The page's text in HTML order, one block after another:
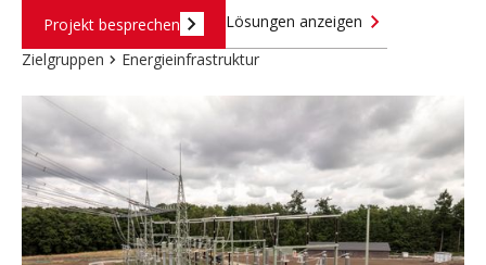
Projekt besprechen
Lösungen anzeigen
Zielgruppen
Energieinfrastruktur